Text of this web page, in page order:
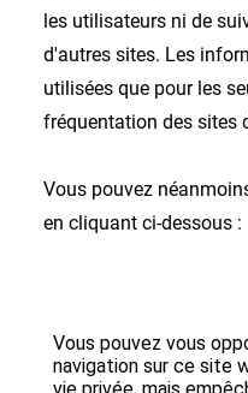
les utilisateurs ni de
d'autres sites. Les
utilisées que pour les
fréquentation des sites
Vous pouvez
en cliquant ci-dessous :